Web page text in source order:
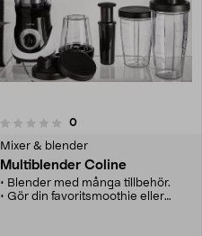
0recensioner
Mixer & blender
Multiblender Coline
• Blender med många tillbehör.
• Gör din favoritsmoothie eller
0.0 av 5 stjärnor